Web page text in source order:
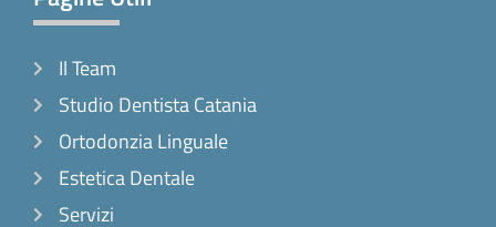
Il Team
Studio Dentista Catania
Ortodonzia Linguale
Estetica Dentale
Servizi